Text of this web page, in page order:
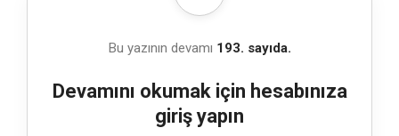
Bu yazının devamı 193. sayıda.
Devamını okumak için hesabınıza
giriş yapın